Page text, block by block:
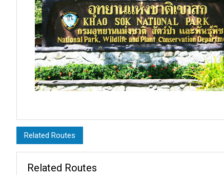
설명:
Related Routes
Related Routes